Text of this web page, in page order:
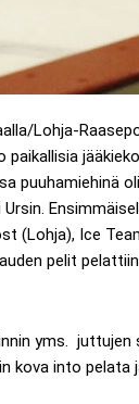
Lohja-
paikallisia
puuhamiehinä
(Lohja), Ice
pelit
yms. juttujen
kova into pelata